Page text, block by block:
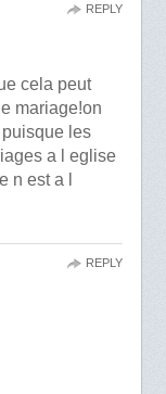
cela peut
mariage!on
les
a l eglise
n est a l
REPLY
REPLY